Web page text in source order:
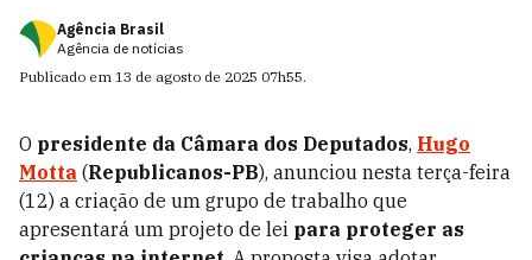
Agência Brasil
Agência de notícias
Publicado em 13 de agosto de 2025 07h55.
O presidente da Câmara dos Deputados, Hugo
Motta (Republicanos-PB), anunciou nesta terça-feira
(12) a criação de um grupo de trabalho que
apresentará um projeto de lei para proteger as